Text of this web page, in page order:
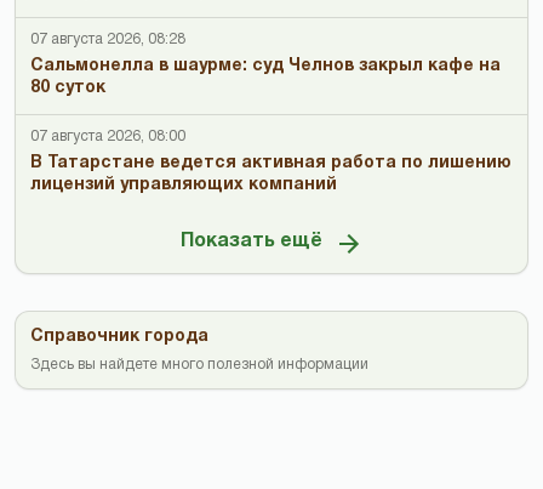
07 августа 2026, 08:28
Сальмонелла в шаурме: суд Челнов закрыл кафе на
80 суток
07 августа 2026, 08:00
В Татарстане ведется активная работа по лишению
лицензий управляющих компаний
Показать ещё
Справочник города
Здесь вы найдете много полезной информации